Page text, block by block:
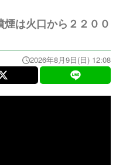
は火口から２２００
2026年8月9日(日) 12:08